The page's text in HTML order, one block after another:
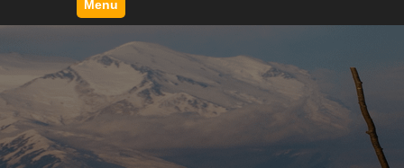
Menu